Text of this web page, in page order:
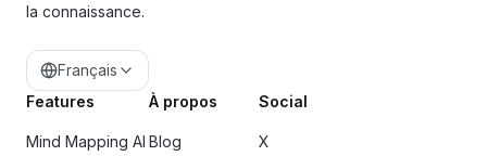
la connaissance.
Français
Features
Mind Mapping AI
À propos
Blog
Social
X